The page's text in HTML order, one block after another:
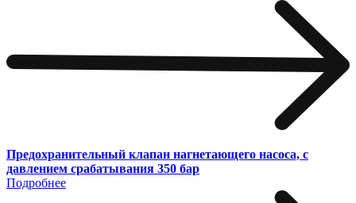
Предохранительный клапан нагнетающего насоса, с
давлением срабатывания 350 бар
Подробнее